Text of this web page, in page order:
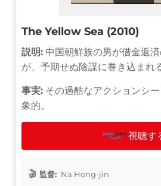
The Yellow Sea (2010)
説明: 中国朝鮮族の男が借金返
が、予期せぬ陰謀に巻き込まれ
事実: その過酷なアクションシ
象的。
視聴す
監督: Na Hong-jin